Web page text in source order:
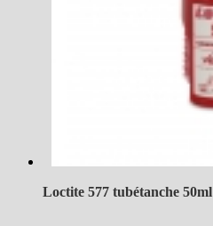
Loctite 577 tubétanche 50ml